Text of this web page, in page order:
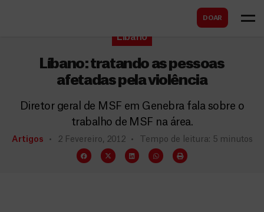
DOAR
r
Líbano
Líbano: tratando as pessoas
afetadas pela violência
Diretor geral de MSF em Genebra fala sobre o
trabalho de MSF na área.
Artigos 2 Fevereiro, 2012 Tempo de leitura: 5 minutos
s
c
a